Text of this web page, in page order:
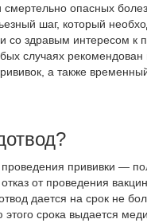
опасных
шаг, который
со здравым интересом к
случаях
а также
прививки —
от проведения
дается на срок не
срока выдается